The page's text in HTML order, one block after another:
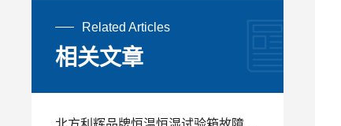
Related Articles
相关文章